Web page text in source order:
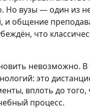
Но вузы — один из
и общение
что
невозможно.
это
вплоть до
процесс.